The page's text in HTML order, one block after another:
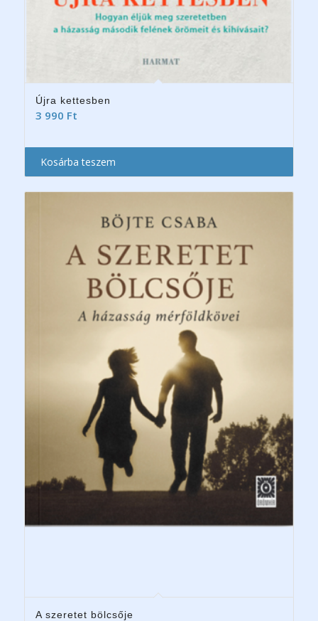
Újra kettesben
3 990 Ft
Kosárba teszem
A szeretet bölcsője